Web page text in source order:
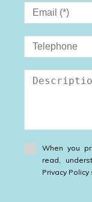
When you
read,
Privacy